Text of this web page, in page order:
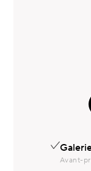
Avant-